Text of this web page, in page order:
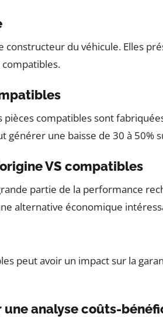
constructeur du véhicule. Elles
pièces compatibles sont
une baisse de 30 à
VS compatibles
partie de la performance
alternative économique
peut avoir un impact sur la
une analyse coûts-